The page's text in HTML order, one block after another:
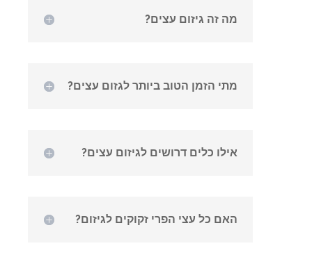
מה זה גיזום עצים?
מתי הזמן הטוב ביותר לגזום עצים?
אילו כלים דרושים לגיזום עצים?
האם כל עצי הפרי זקוקים לגיזום?